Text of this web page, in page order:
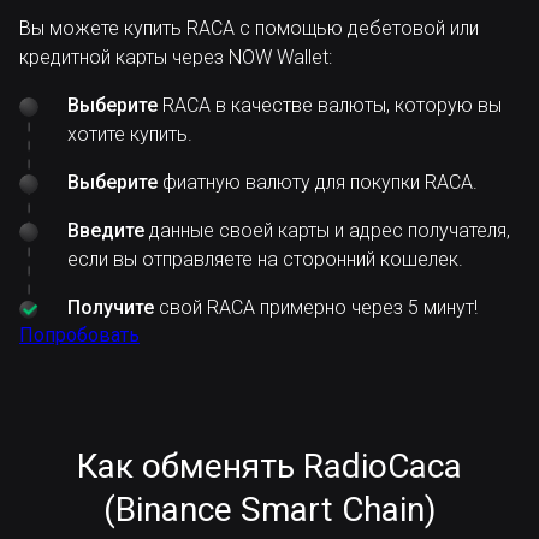
Вы можете купить RACA с помощью дебетовой или
кредитной карты через NOW Wallet:
Выберите RACA в качестве валюты, которую вы
хотите купить.
Выберите фиатную валюту для покупки RACA.
Введите данные своей карты и адрес получателя,
если вы отправляете на сторонний кошелек.
Получите свой RACA примерно через 5 минут!
Попробовать
Как обменять RadioCaca
(Binance Smart Chain)